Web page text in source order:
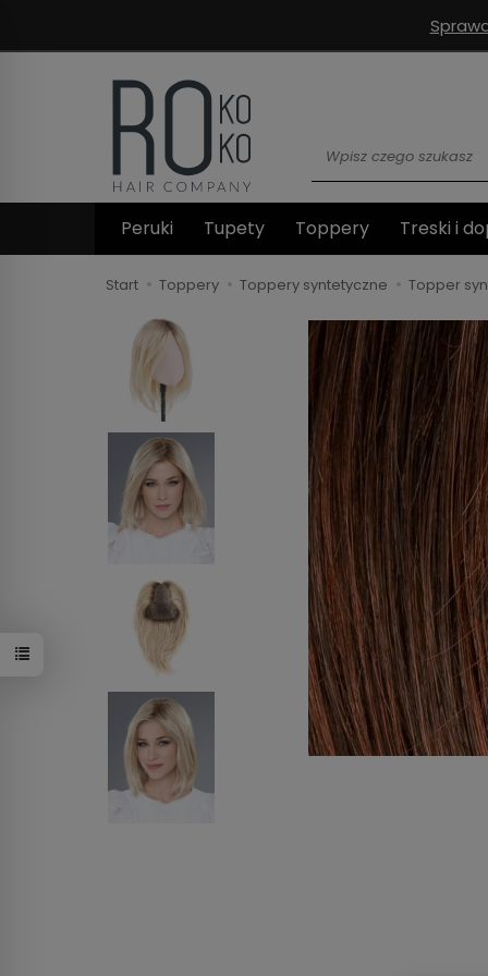
Peruki Tupety Toppery Treski i
Start Toppery Toppery syntetyczne Topper